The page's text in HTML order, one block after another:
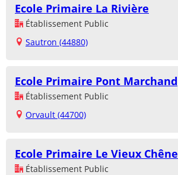
Ecole Primaire La Rivière
Établissement Public
Sautron (44880)
Ecole Primaire Pont Marchand
Établissement Public
Orvault (44700)
Ecole Primaire Le Vieux Chêne
Établissement Public